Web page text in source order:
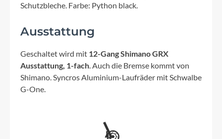
Schutzbleche. Farbe: Python black.
Ausstattung
Geschaltet wird mit 12-Gang Shimano GRX
Ausstattung, 1-fach. Auch die Bremse kommt von
Shimano. Syncros Aluminium-Laufräder mit Schwalbe
G-One.